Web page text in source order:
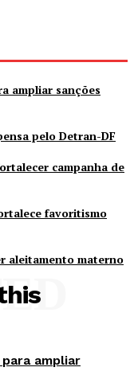
ampliar sanções
pelo Detran-DF
campanha de
favoritismo
aleitamento materno
ampliar